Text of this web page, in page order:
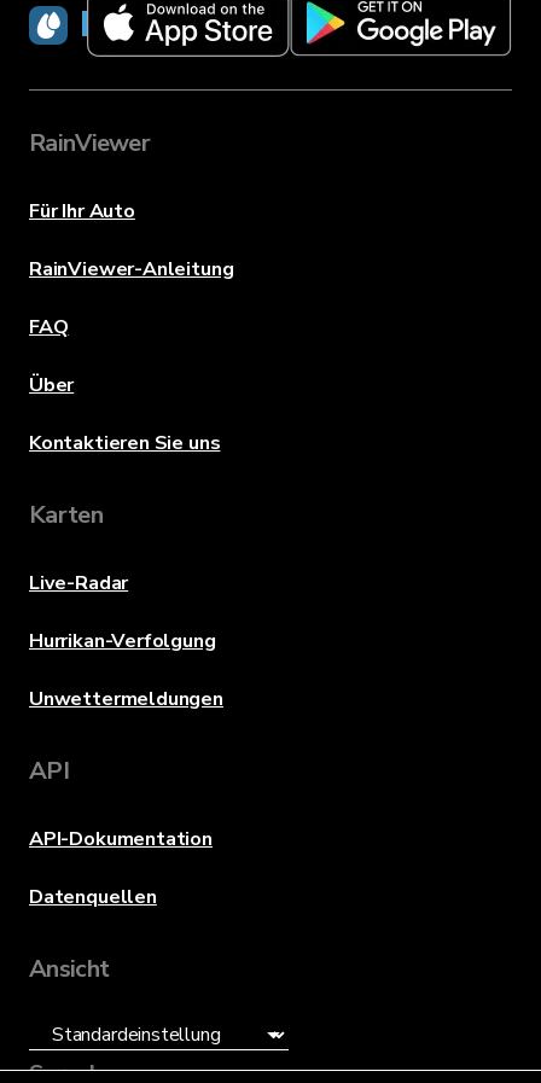
RainViewer
RainViewer
Für Ihr Auto
RainViewer-Anleitung
FAQ
Über
Kontaktieren Sie uns
Karten
Live-Radar
Hurrikan-Verfolgung
Unwettermeldungen
API
API-Dokumentation
Datenquellen
Ansicht
Sprache